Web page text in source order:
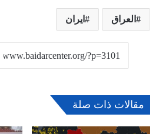
العراق ايران
مقالات ذات صلة